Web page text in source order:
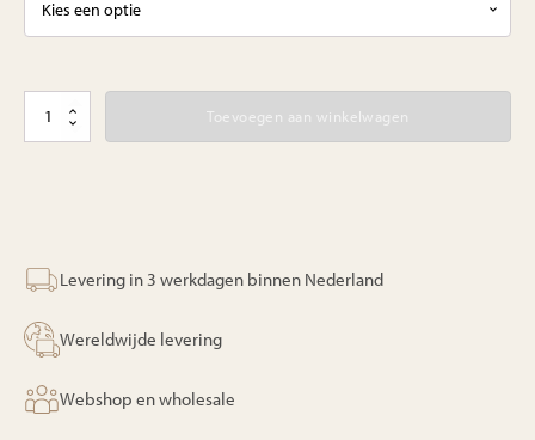
Monaco
Toevoegen aan winkelwagen
Levering in 3 werkdagen binnen Nederland
Wereldwijde levering
Webshop en wholesale